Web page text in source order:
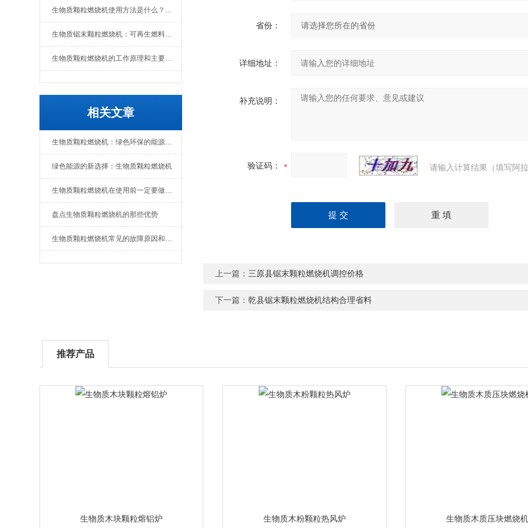
生物质颗粒燃烧机使用方法是什么？维护要点有哪些
生物质锯末颗粒燃烧机：可再生燃料的热能转换设备
生物质颗粒燃烧机的工作原理和主要组成部分
相关文章
生物质颗粒燃烧机：绿色环保的能源转化设备
绿色能源的新选择：生物质颗粒燃烧机
生物质颗粒燃烧机在使用前一定要做好准备工作
盘点生物质颗粒燃烧机的那些优势
生物质颗粒燃烧机常见的故障原因和解决办法
省份：
详细地址：
补充说明：
验证码： 请输入计算结果（填写阿
上一篇：三原县锯末颗粒燃烧机调控价格
下一篇：乾县锯末颗粒燃烧机结构合理省料
推荐产品
生物质木块颗粒熔铝炉 生物质木粉颗粒热风炉 生物质木质压块燃烧机